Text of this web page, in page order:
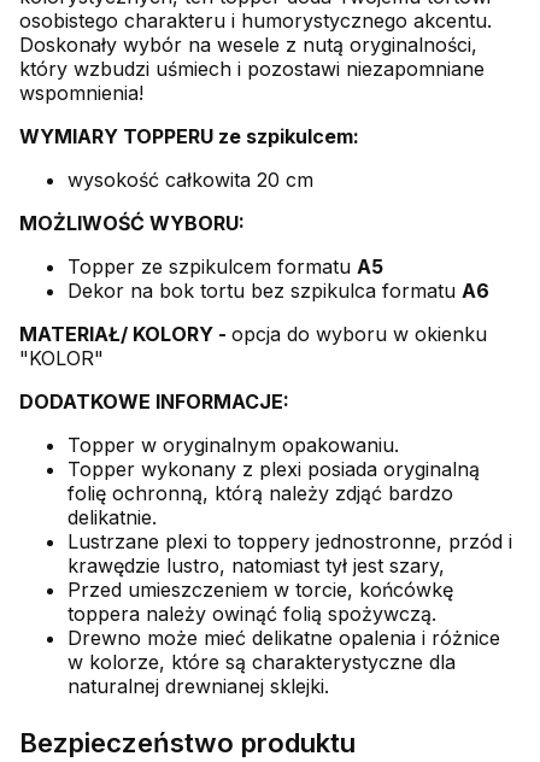
osobistego charakteru i humorystycznego akcentu.
Doskonały wybór na wesele z nutą oryginalności,
który wzbudzi uśmiech i pozostawi niezapomniane
wspomnienia!
WYMIARY TOPPERU ze szpikulcem:
wysokość całkowita 20 cm
MOŻLIWOŚĆ WYBORU:
Topper ze szpikulcem formatu A5
Dekor na bok tortu bez szpikulca formatu A6
MATERIAŁ/ KOLORY - opcja do wyboru w okienku
"KOLOR"
DODATKOWE INFORMACJE:
Topper w oryginalnym opakowaniu.
Topper wykonany z plexi posiada oryginalną
folię ochronną, którą należy zdjąć bardzo
delikatnie.
Lustrzane plexi to toppery jednostronne, przód i
krawędzie lustro, natomiast tył jest szary,
Przed umieszczeniem w torcie, końcówkę
toppera należy owinąć folią spożywczą.
Drewno może mieć delikatne opalenia i różnice
w kolorze, które są charakterystyczne dla
naturalnej drewnianej sklejki.
Bezpieczeństwo produktu